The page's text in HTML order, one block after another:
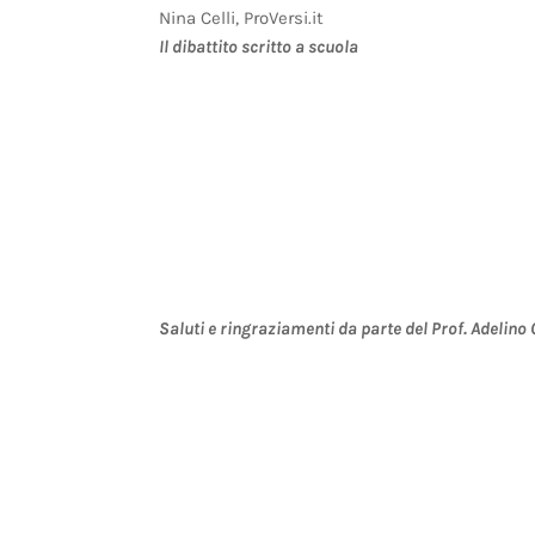
Nina Celli, ProVersi.it
Il dibattito scritto a scuola
Saluti e ringraziamenti da parte del Prof. Adelino